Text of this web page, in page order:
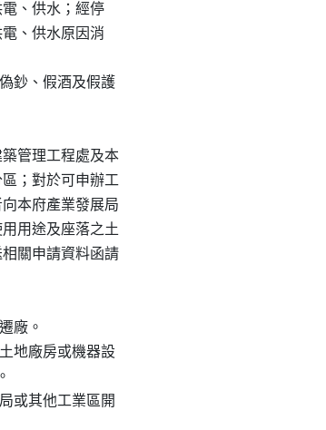
電、供水；經停
電、供水原因消
偽鈔、假酒及假護
築管理工程處及本
區；對於可申辦工
向本府產業發展局
用用途及座落之土
相關申請資料函請
廠。
土地廠房或機器設
局或其他工業區開